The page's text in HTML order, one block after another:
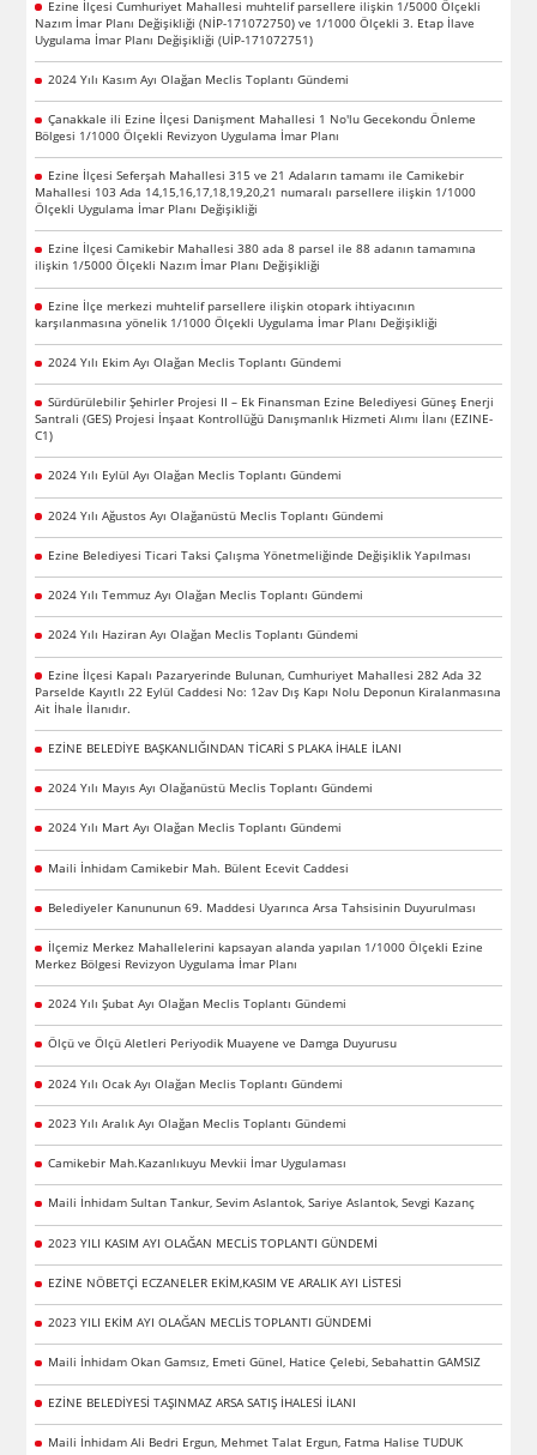
Ezine İlçesi Cumhuriyet Mahallesi muhtelif parsellere ilişkin 1/5000 Ölçekli
Nazım İmar Planı Değişikliği (NİP-171072750) ve 1/1000 Ölçekli 3. Etap İlave
Uygulama İmar Planı Değişikliği (UİP-171072751)
2024 Yılı Kasım Ayı Olağan Meclis Toplantı Gündemi
Çanakkale ili Ezine İlçesi Danişment Mahallesi 1 No'lu Gecekondu Önleme
Bölgesi 1/1000 Ölçekli Revizyon Uygulama İmar Planı
Ezine İlçesi Seferşah Mahallesi 315 ve 21 Adaların tamamı ile Camikebir
Mahallesi 103 Ada 14,15,16,17,18,19,20,21 numaralı parsellere ilişkin 1/1000
Ölçekli Uygulama İmar Planı Değişikliği
Ezine İlçesi Camikebir Mahallesi 380 ada 8 parsel ile 88 adanın tamamına
ilişkin 1/5000 Ölçekli Nazım İmar Planı Değişikliği
Ezine İlçe merkezi muhtelif parsellere ilişkin otopark ihtiyacının
karşılanmasına yönelik 1/1000 Ölçekli Uygulama İmar Planı Değişikliği
2024 Yılı Ekim Ayı Olağan Meclis Toplantı Gündemi
Sürdürülebilir Şehirler Projesi II – Ek Finansman Ezine Belediyesi Güneş Enerji
Santrali (GES) Projesi İnşaat Kontrollüğü Danışmanlık Hizmeti Alımı İlanı (EZINE-
C1)
2024 Yılı Eylül Ayı Olağan Meclis Toplantı Gündemi
2024 Yılı Ağustos Ayı Olağanüstü Meclis Toplantı Gündemi
Ezine Belediyesi Ticari Taksi Çalışma Yönetmeliğinde Değişiklik Yapılması
2024 Yılı Temmuz Ayı Olağan Meclis Toplantı Gündemi
2024 Yılı Haziran Ayı Olağan Meclis Toplantı Gündemi
Ezine İlçesi Kapalı Pazaryerinde Bulunan, Cumhuriyet Mahallesi 282 Ada 32
Parselde Kayıtlı 22 Eylül Caddesi No: 12av Dış Kapı Nolu Deponun Kiralanmasına
Ait İhale İlanıdır.
EZİNE BELEDİYE BAŞKANLIĞINDAN TİCARİ S PLAKA İHALE İLANI
2024 Yılı Mayıs Ayı Olağanüstü Meclis Toplantı Gündemi
2024 Yılı Mart Ayı Olağan Meclis Toplantı Gündemi
Maili İnhidam Camikebir Mah. Bülent Ecevit Caddesi
Belediyeler Kanununun 69. Maddesi Uyarınca Arsa Tahsisinin Duyurulması
İlçemiz Merkez Mahallelerini kapsayan alanda yapılan 1/1000 Ölçekli Ezine
Merkez Bölgesi Revizyon Uygulama İmar Planı
2024 Yılı Şubat Ayı Olağan Meclis Toplantı Gündemi
Ölçü ve Ölçü Aletleri Periyodik Muayene ve Damga Duyurusu
2024 Yılı Ocak Ayı Olağan Meclis Toplantı Gündemi
2023 Yılı Aralık Ayı Olağan Meclis Toplantı Gündemi
Camikebir Mah.Kazanlıkuyu Mevkii İmar Uygulaması
Maili İnhidam Sultan Tankur, Sevim Aslantok, Sariye Aslantok, Sevgi Kazanç
2023 YILI KASIM AYI OLAĞAN MECLİS TOPLANTI GÜNDEMİ
EZİNE NÖBETÇİ ECZANELER EKİM,KASIM VE ARALIK AYI LİSTESİ
2023 YILI EKİM AYI OLAĞAN MECLİS TOPLANTI GÜNDEMİ
Maili İnhidam Okan Gamsız, Emeti Günel, Hatice Çelebi, Sebahattin GAMSIZ
EZİNE BELEDİYESİ TAŞINMAZ ARSA SATIŞ İHALESİ İLANI
Maili İnhidam Ali Bedri Ergun, Mehmet Talat Ergun, Fatma Halise TUDUK